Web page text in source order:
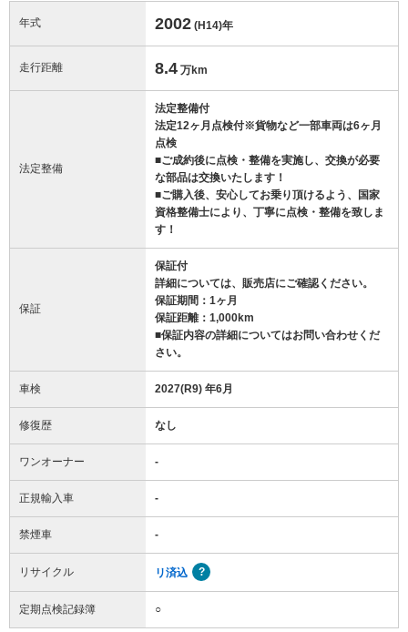
年式 2002 (H14)年
走行距離 8.4 万km
法定整備
法定整備付
法定12ヶ月点検付※貨物など一部車両は6ヶ月
点検
■ご成約後に点検・整備を実施し、交換が必要
な部品は交換いたします！
■ご購入後、安心してお乗り頂けるよう、国家
資格整備士により、丁寧に点検・整備を致しま
す！
保証
保証付
詳細については、販売店にご確認ください。
保証期間：1ヶ月
保証距離：1,000km
■保証内容の詳細についてはお問い合わせくだ
さい。
車検 2027(R9) 年6月
修復歴 なし
ワンオーナー -
正規輸入車 -
禁煙車 -
リサイクル リ済込
定期点検記録簿 ○